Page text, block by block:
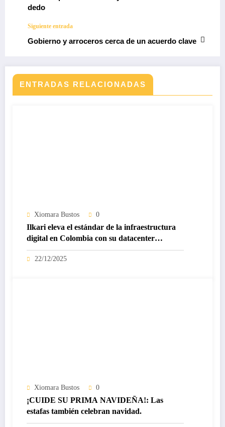
dedo
Siguiente entrada
Gobierno y arroceros cerca de un acuerdo clave
ENTRADAS RELACIONADAS
Xiomara Bustos 0
Ilkari eleva el estándar de la infraestructura
digital en Colombia con su datacenter
certificado Nivel IV de ICREA
22/12/2025
Xiomara Bustos 0
¡CUIDE SU PRIMA NAVIDEÑA!: Las
estafas también celebran navidad.